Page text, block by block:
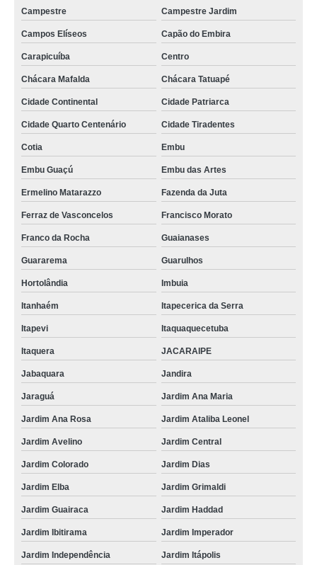
embaladora de leite preços Colombo
empacotadora de leite pequena preços Afonso Cláudio
embaladora de leite São Bento do Sul
empacotadora leite Jardim Mimar
fornecedor de embaladora de leite de saquinho VL CARRERO
fornecedor de empacotadora de leite saquinho Chácara Mafalda
empacotadora de leite manual preços Guaíba
empacotadora de leite pequena Esperança
qual o valor de empacotadora de leite pasteurizado Médio Sertão
qual o valor de embaladora de leite de saquinho São Gonçalo
qual o valor de empacotadora de leite saquinho Sapucaia do Sul
fornecedor de empacotadora de leite pasteurizado Campo Mourão
empacotadora para leite orçamento Unaí
empacotadora de leite saquinho preços Blumenau
empacotadora de leite automática preços VILA PAULO SILAS
empacotadora para leite preços São João de Meriti
empacotadora de leite em saquinho preços Barra de São Francisco
Campestre Campestre Jardim
Campos Elíseos Capão do Embira
Carapicuíba Centro
Chácara Mafalda Chácara Tatuapé
Cidade Continental Cidade Patriarca
Cidade Quarto Centenário Cidade Tiradentes
Cotia Embu
Embu Guaçú Embu das Artes
Ermelino Matarazzo Fazenda da Juta
Ferraz de Vasconcelos Francisco Morato
Franco da Rocha Guaianases
Guararema Guarulhos
Hortolândia Imbuia
Itanhaém Itapecerica da Serra
Itapevi Itaquaquecetuba
Itaquera JACARAIPE
Jabaquara Jandira
Jaraguá Jardim Ana Maria
Jardim Ana Rosa Jardim Ataliba Leonel
Jardim Avelino Jardim Central
Jardim Colorado Jardim Dias
Jardim Elba Jardim Grimaldi
Jardim Guairaca Jardim Haddad
Jardim Ibitirama Jardim Imperador
Jardim Independência Jardim Itápolis